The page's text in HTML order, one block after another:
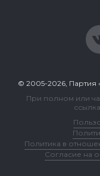
© 2005-2026, Партия
При полном или
Политика в
Согласие на